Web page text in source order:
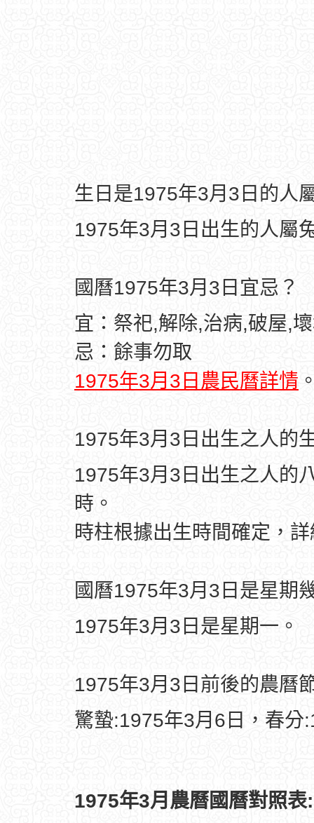
生日是1975年3月3日的人
1975年3月3日出生的人屬
國曆1975年3月3日宜忌？
宜：祭祀,解除,治病,破屋,
忌：餘事勿取
1975年3月3日農民曆詳情
1975年3月3日出生之人的
1975年3月3日出生之人的
時。
時柱根據出生時間確定，
國曆1975年3月3日是星期
1975年3月3日是星期一。
1975年3月3日前後的農曆
驚蟄:1975年3月6日，春分
1975年3月農曆國曆對照表: